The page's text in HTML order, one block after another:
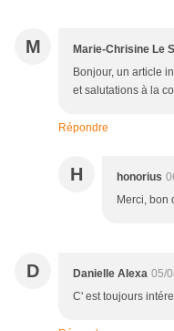
M Marie-Chrisine Le
Bonjour, un article
et salutations à la
Répondre
H honorius
Merci, bon
D Danielle Alexa 05/
C' est toujours